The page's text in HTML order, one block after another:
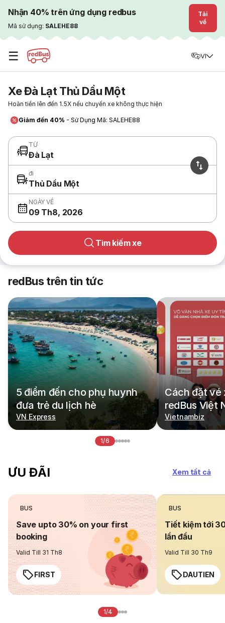
Nhận 40% trên ứng dụng redbus
Mã sử dụng: SALEHE88
Tải
về
☰ VI
Xe Đà Lạt Thủ Dầu Một
Hoàn tiền lên đến 1.5X nếu chuyến xe không thực hiện
Giảm đến 40% - Sử Dụng Mã: SALEHE88
TỪ
Đà Lạt
đi
Thủ Dầu Một
NGÀY VỀ
09 Th8, 2026
Tìm kiếm xe
redBus trên tin tức
5 điểm đến cho phụ huynh
đưa trẻ du lịch hè
VN Express
Cách đặt vé
redBus Việt
Vietnambiz
1/6
ƯU ĐÃI Xem tất cả
BUS
Save upto 30% on your first
booking
Valid Till 31 Th8
FIRST
BUS
Tiết kiệm tới
lần đầu
Valid Till 30 Th9
DAUTIEN
1/4